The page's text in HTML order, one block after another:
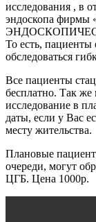
исследования , в
эндоскопа фирмы
То есть,
обследоваться
Все пациенты
бесплатно. Так
исследование в
даты, если у Вас
месту жительства.
Плановые
очереди, могут
ЦГБ. Цена 1000р.